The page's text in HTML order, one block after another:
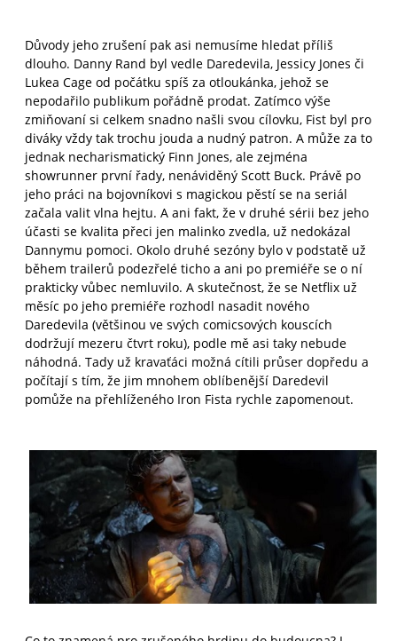
Důvody jeho zrušení pak asi nemusíme hledat příliš
dlouho. Danny Rand byl vedle Daredevila, Jessicy Jones či
Lukea Cage od počátku spíš za otloukánka, jehož se
nepodařilo publikum pořádně prodat. Zatímco výše
zmiňovaní si celkem snadno našli svou cílovku, Fist byl pro
diváky vždy tak trochu jouda a nudný patron. A může za to
jednak necharismatický Finn Jones, ale zejména
showrunner první řady, nenáviděný Scott Buck. Právě po
jeho práci na bojovníkovi s magickou pěstí se na seriál
začala valit vlna hejtu. A ani fakt, že v druhé sérii bez jeho
účasti se kvalita přeci jen malinko zvedla, už nedokázal
Dannymu pomoci. Okolo druhé sezóny bylo v podstatě už
během trailerů podezřelé ticho a ani po premiéře se o ní
prakticky vůbec nemluvilo. A skutečnost, že se Netflix už
měsíc po jeho premiéře rozhodl nasadit nového
Daredevila (většinou ve svých comicsových kouscích
dodržují mezeru čtvrt roku), podle mě asi taky nebude
náhodná. Tady už kravaťáci možná cítili průser dopředu a
počítají s tím, že jim mnohem oblíbenější Daredevil
pomůže na přehlíženého Iron Fista rychle zapomenout.